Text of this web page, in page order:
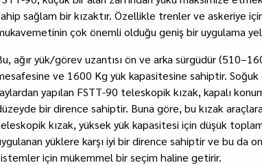
sağlam bir kızaktır. Özellikle trenler ve askeriye
çok önemli olduğu geniş bir uygulama
ağır yük/görev uzantısı ön ve arka sürgüdür
ve 1600 Kg yük kapasitesine sahiptir.
yapılan FSTT-90 teleskopik kızak, kapalı
bir dirence sahiptir. Buna göre, bu kızak
kızak, yüksek yük kapasitesi için düşük
yüklere karşı iyi bir dirence sahiptir ve bu da
için mükemmel bir seçim haline getirir.